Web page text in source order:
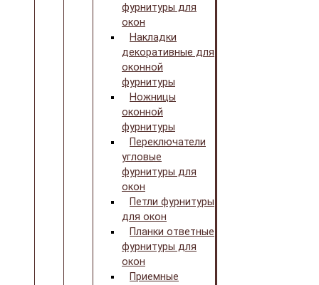
фурнитуры для
окон
Накладки
декоративные для
оконной
фурнитуры
Ножницы
оконной
фурнитуры
Переключатели
угловые
фурнитуры для
окон
Петли фурнитуры
для окон
Планки ответные
фурнитуры для
окон
Приемные